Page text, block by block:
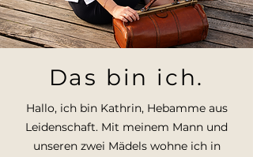
Das bin ich.
Hallo, ich bin Kathrin, Hebamme aus
Leidenschaft. Mit meinem Mann und
unseren zwei Mädels wohne ich in